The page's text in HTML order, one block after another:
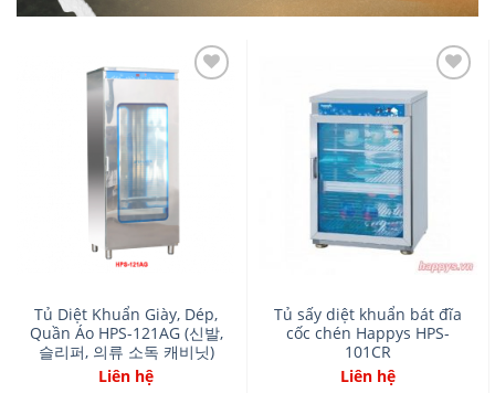
Tủ Diệt Khuẩn Giày, Dép,
Quần Áo HPS-121AG (신발,
슬리퍼, 의류 소독 캐비닛)
Liên hệ
Tủ sấy diệt khuẩn bát đĩa
cốc chén Happys HPS-
101CR
Liên hệ